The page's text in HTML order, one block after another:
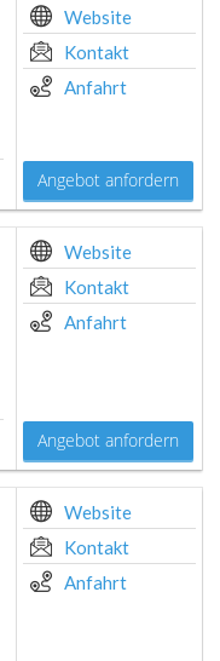
Website
Kontakt
Anfahrt
Angebot anfordern
Website
Kontakt
Anfahrt
Angebot anfordern
Website
Kontakt
Anfahrt